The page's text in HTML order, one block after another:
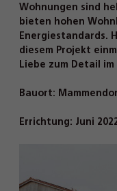
Wohnungen sind
bieten hohen
Energiestandards.
diesem Projekt
Liebe zum Detail
Bauort:
Errichtung: Juni